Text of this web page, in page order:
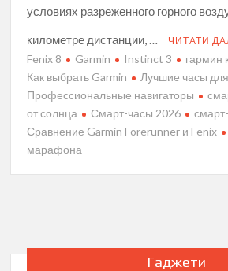
условиях разреженного горного
километре дистанции, …
ЧИТАТИ
Fenix 8 Garmin Instinct 3
гармин
Как выбрать Garmin
Лучшие часы
Профессиональные навигаторы
от солнца
Смарт-часы 2026
Сравнение Garmin Forerunner и Fenix
марафона
Гаджети